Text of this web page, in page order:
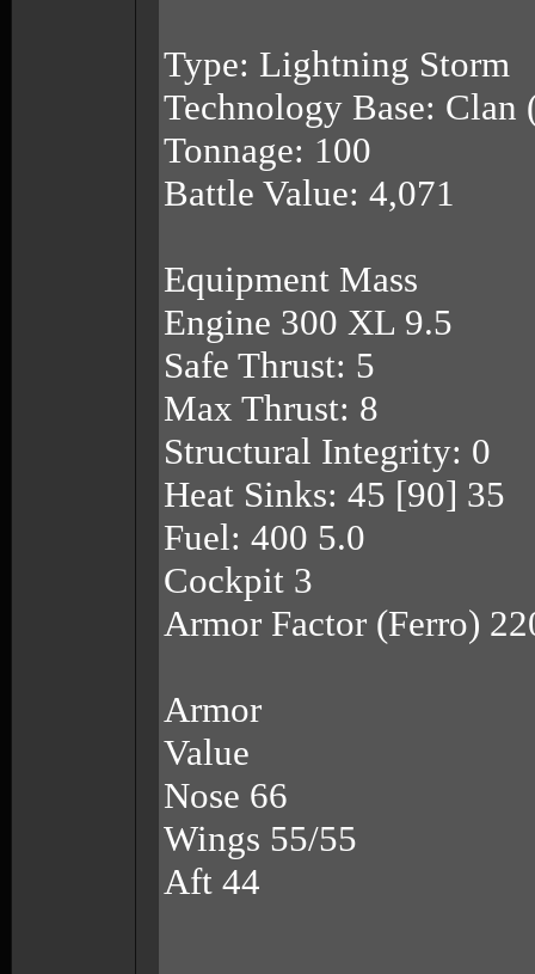
Type: Lightning Storm
Technology Base: Clan
Tonnage: 100
Battle Value: 4,071
Equipment Mass
Engine 300 XL 9.5
Safe Thrust: 5
Max Thrust: 8
Structural Integrity: 0
Heat Sinks: 45 [90] 35
Fuel: 400 5.0
Cockpit 3
Armor Factor (Ferro)
Armor
Value
Nose 66
Wings 55/55
Aft 44